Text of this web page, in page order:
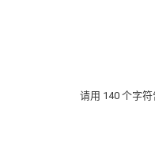
请用 140 个字